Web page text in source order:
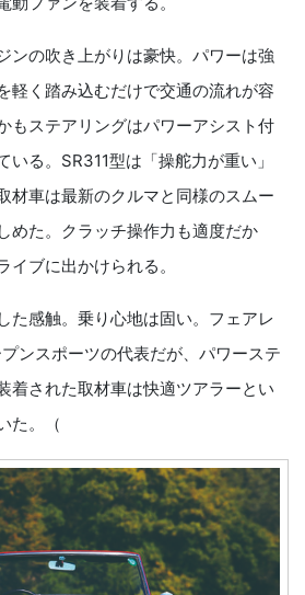
ンの吹き上がりは豪快。パワーは強
軽く踏み込むだけで交通の流れが容
もステアリングはパワーアシスト付
いる。SR311型は「操舵力が重い」
材車は最新のクルマと同様のスムー
めた。クラッチ操作力も適度だか
イブに出かけられる。
た感触。乗り心地は固い。フェアレ
ンスポーツの代表だが、パワーステ
着された取材車は快適ツアラーとい
た。（